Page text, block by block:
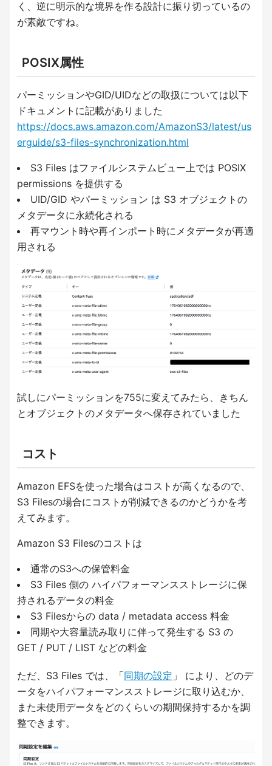
く、逆に明示的な境界を作る設計に振り切っているの
が素敵ですね。
POSIX属性
パーミッションやGID/UIDなどの取扱については以下
ドキュメントに記載がありました
https://docs.aws.amazon.com/AmazonS3/latest/us
erguide/s3-files-synchronization.html
S3 Files はファイルシステムビュー上では POSIX
permissions を提供する
UID/GID やパーミッション は S3 オブジェクトの
メタデータに永続化される
再マウント時や再インポート時にメタデータが再適
用される
試しにパーミッションを755に変えてみたら、きちん
とオブジェクトのメタデータへ保存されていました
コスト
Amazon EFSを使った場合はコストが高くなるので、
S3 Filesの場合にコストが削減できるのかどうかを考
えてみます。
Amazon S3 Filesのコストは
通常のS3への保管料金
S3 Files 側の ハイパフォーマンスストレージに保
持されるデータの料金
S3 Filesからの data / metadata access 料金
同期や大容量読み取りに伴って発生する S3 の
GET / PUT / LIST などの料金
ただ、S3 Files では、「同期の設定 」 により、どのデ
ータをハイパフォーマンスストレージに取り込むか、
また未使用データをどのくらいの期間保持するかを調
整できます。